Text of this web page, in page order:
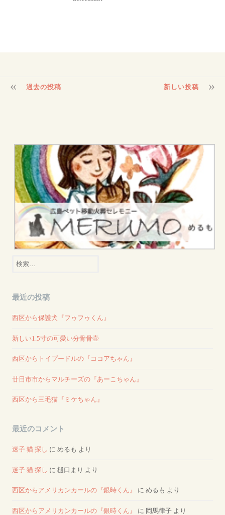
投
シ
ョ
ン
過去の投稿 新しい投稿
検
索:
最近の投稿
西区から保護犬『フゥフゥくん』
新しい1.5寸の可愛い分骨骨壷
西区からトイプードルの『ココアちゃん』
廿日市市からマルチーズの『あーこちゃん』
西区から三毛猫『ミケちゃん』
最近のコメント
迷子 猫 探し に めるも より
迷子 猫 探し に 樋口まり より
西区からアメリカンカールの『銀時くん』 に めるも より
西区からアメリカンカールの『銀時くん』 に 岡馬律子 より